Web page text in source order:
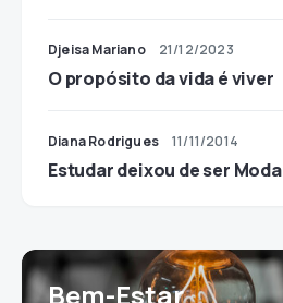
Djeisa Mariano 21/12/2023
O propósito da vida é viver
Diana Rodrigues 11/11/2014
Estudar deixou de ser Moda
Bem-Estar